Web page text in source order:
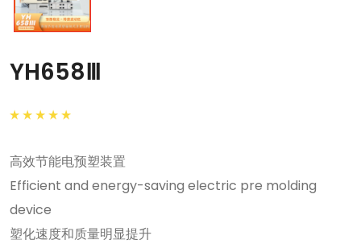
YH658Ⅲ
高效节能电预塑装置
Efficient and energy-saving electric pre molding
device
塑化速度和质量明显提升